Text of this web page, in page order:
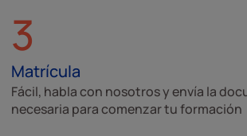
3
Matrícula
Fácil, habla con nosotros y envía la
necesaria para comenzar tu formación